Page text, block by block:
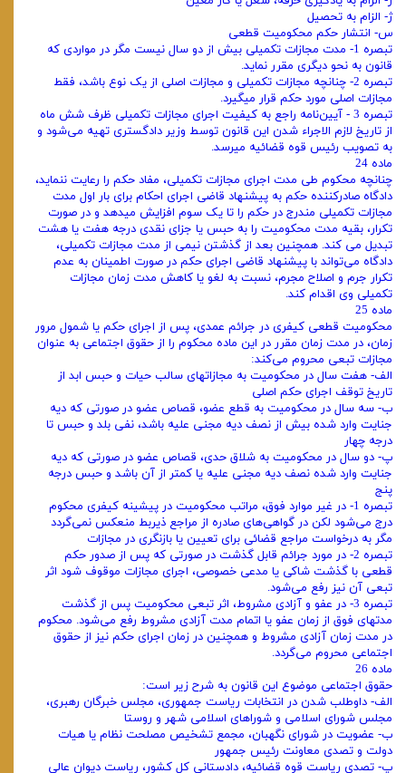
ژ- الزام به تحصیل
س- انتشار حکم محکومیت قطعی
تبصره 1- مدت مجازات تکمیلی بیش از دو سال نیست مگر در مواردی که
قانون به نحو دیگری مقرر نماید.
تبصره 2- چنانچه مجازات تکمیلی و مجازات اصلی از یک نوع باشد، فقط
مجازات اصلی مورد حکم قرار میگیرد.
تبصره 3 - آیین‌نامه راجع به کیفیت اجرای مجازات تکمیلی ظرف شش ماه
از تاریخ لازم الاجراء شدن این قانون توسط وزیر دادگستری تهیه می‌شود و
به تصویب رئیس قوه قضائیه میرسد.
ماده 24
چنانچه محکوم طی مدت اجرای مجازات تکمیلی، مفاد حکم را رعایت ننماید،
دادگاه صادرکننده حکم به پیشنهاد قاضی اجرای احکام برای بار اول مدت
مجازات تکمیلی مندرج در حکم را تا یک سوم افزایش میدهد و در صورت
تکرار، بقیه مدت محکومیت را به حبس یا جزای نقدی درجه هفت یا هشت
تبدیل می کند. همچنین بعد از گذشتن نیمی از مدت مجازات تکمیلی،
دادگاه می‌تواند با پیشنهاد قاضی اجرای حکم در صورت اطمینان به عدم
تکرار جرم و اصلاح مجرم، نسبت به لغو یا کاهش مدت زمان مجازات
تکمیلی وی اقدام کند.
ماده 25
محکومیت قطعی کیفری در جرائم عمدی، پس از اجرای حکم یا شمول مرور
زمان، در مدت زمان مقرر در این ماده محکوم را از حقوق اجتماعی به عنوان
مجازات تبعی محروم می‌کند:
الف- هفت سال در محکومیت به مجازاتهای سالب حیات و حبس ابد از
تاریخ توقف اجرای حکم اصلی
ب- سه سال در محکومیت به قطع عضو، قصاص عضو در صورتی که دیه
جنایت وارد شده بیش از نصف دیه مجنی علیه باشد، نفی بلد و حبس تا
درجه چهار
پ- دو سال در محکومیت به شلاق حدی، قصاص عضو در صورتی که دیه
جنایت وارد شده نصف دیه مجنی علیه یا کمتر از آن باشد و حبس درجه
پنج
تبصره 1- در غیر موارد فوق، مراتب محکومیت در پیشینه کیفری محکوم
درج می‌شود لکن در گواهی‌های صادره از مراجع ذیربط منعکس نمی‌گردد
مگر به درخواست مراجع قضائی برای تعیین یا بازنگری در مجازات
تبصره 2- در مورد جرائم قابل گذشت در صورتی که پس از صدور حکم
قطعی با گذشت شاکی یا مدعی خصوصی، اجرای مجازات موقوف شود اثر
تبعی آن نیز رفع می‌شود.
تبصره 3- در عفو و آزادی مشروط، اثر تبعی محکومیت پس از گذشت
مدتهای فوق از زمان عفو یا اتمام مدت آزادی مشروط رفع می‌شود. محکوم
در مدت زمان آزادی مشروط و همچنین در زمان اجرای حکم نیز از حقوق
اجتماعی محروم می‌گردد.
ماده 26
حقوق اجتماعی موضوع این قانون به شرح زیر است:
الف- داوطلب شدن در انتخابات ریاست جمهوری، مجلس خبرگان رهبری،
مجلس شورای اسلامی و شوراهای اسلامی شهر و روستا
ب- عضویت در شورای نگهبان، مجمع تشخیص مصلحت نظام یا هیات
دولت و تصدی معاونت رئیس جمهور
پ- تصدی ریاست قوه قضائیه، دادستانی کل کشور، ریاست دیوان عالی